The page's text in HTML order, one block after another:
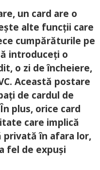
un card are o
alte funcții care
cumpărăturile pe
introduceți o
o zi de încheiere,
Această postare
de cardul de
plus, orice card
care implică
privată în afara lor,
fel de expuși